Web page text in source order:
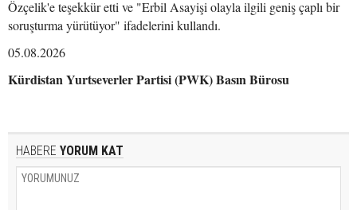
Özçelik'e teşekkür etti ve "Erbil Asayişi olayla ilgili geniş çaplı bir
soruşturma yürütüyor" ifadelerini kullandı.
05.08.2026
Kürdistan Yurtseverler Partisi (PWK) Basın Bürosu
HABERE YORUM KAT